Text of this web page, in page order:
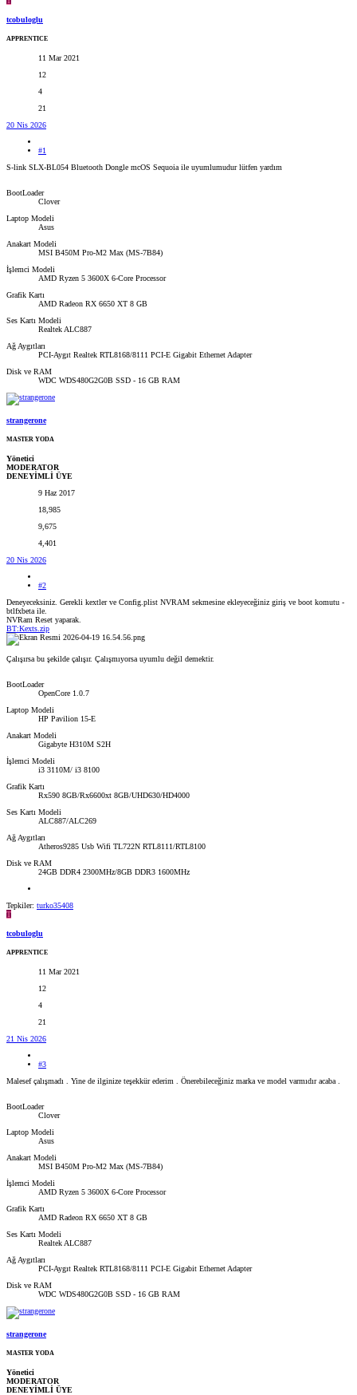
tcobuloglu
APPRENTICE
11 Mar 2021
12
4
21
20 Nis 2026
#1
S-link SLX-BL054 Bluetooth Dongle mcOS Sequoia ile uyumlumudur lütfen yardım
BootLoader
Clover
Laptop Modeli
Asus
Anakart Modeli
MSI B450M Pro-M2 Max (MS-7B84)
İşlemci Modeli
AMD Ryzen 5 3600X 6-Core Processor
Grafik Kartı
AMD Radeon RX 6650 XT 8 GB
Ses Kartı Modeli
Realtek ALC887
Ağ Aygıtları
PCI-Aygıt Realtek RTL8168/8111 PCI-E Gigabit Ethernet Adapter
Disk ve RAM
WDC WDS480G2G0B SSD - 16 GB RAM
strangerone
MASTER YODA
Yönetici
MODERATOR
DENEYİMLİ ÜYE
9 Haz 2017
18,985
9,675
4,401
20 Nis 2026
#2
Deneyeceksiniz. Gerekli kextler ve Config.plist NVRAM sekmesine ekleyeceğiniz giriş ve boot komutu -
btlfxbeta ile.
NVRam Reset yaparak.
BT:Kexts.zip
Çalışırsa bu şekilde çalışır. Çalışmıyorsa uyumlu değil demektir.
BootLoader
OpenCore 1.0.7
Laptop Modeli
HP Pavilion 15-E
Anakart Modeli
Gigabyte H310M S2H
İşlemci Modeli
i3 3110M/ i3 8100
Grafik Kartı
Rx590 8GB/Rx6600xt 8GB/UHD630/HD4000
Ses Kartı Modeli
ALC887/ALC269
Ağ Aygıtları
Atheros9285 Usb Wifi TL722N RTL8111/RTL8100
Disk ve RAM
24GB DDR4 2300MHz/8GB DDR3 1600MHz
Tepkiler: turko35408
T
tcobuloglu
APPRENTICE
11 Mar 2021
12
4
21
21 Nis 2026
#3
Malesef çalışmadı . Yine de ilginize teşekkür ederim . Önerebileceğiniz marka ve model varmıdır acaba .
BootLoader
Clover
Laptop Modeli
Asus
Anakart Modeli
MSI B450M Pro-M2 Max (MS-7B84)
İşlemci Modeli
AMD Ryzen 5 3600X 6-Core Processor
Grafik Kartı
AMD Radeon RX 6650 XT 8 GB
Ses Kartı Modeli
Realtek ALC887
Ağ Aygıtları
PCI-Aygıt Realtek RTL8168/8111 PCI-E Gigabit Ethernet Adapter
Disk ve RAM
WDC WDS480G2G0B SSD - 16 GB RAM
strangerone
MASTER YODA
Yönetici
MODERATOR
DENEYİMLİ ÜYE